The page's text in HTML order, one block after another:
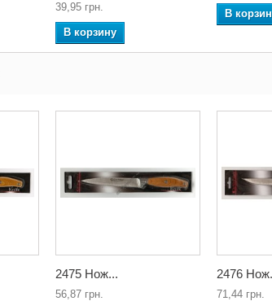
39,95 грн.
В корзину
В
2475 Нож...
56,87 грн.
2476
71,44 грн.